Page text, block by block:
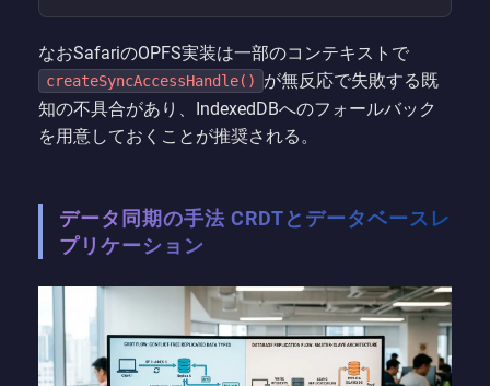
なおSafariのOPFS実装は一部のコンテキストで
createSyncAccessHandle()
が無反応で失敗する既
知の不具合があり、IndexedDBへのフォールバック
を用意しておくことが推奨される。
データ同期の手法 CRDTとデータベースレ
プリケーション